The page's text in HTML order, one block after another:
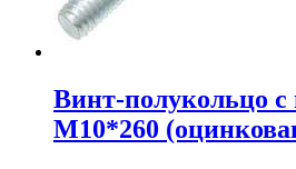
Винт-полукольцо с
М10*260